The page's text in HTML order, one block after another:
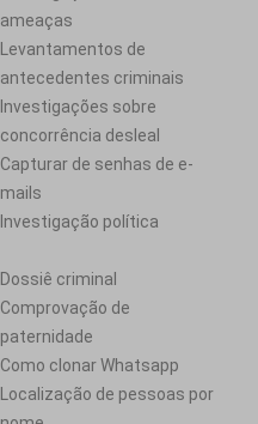
ameaças
Levantamentos de
antecedentes criminais
Investigações sobre
concorrência desleal
Capturar de senhas de e-
mails
Investigação política
Dossiê criminal
Comprovação de
paternidade
Como clonar Whatsapp
Localização de pessoas por